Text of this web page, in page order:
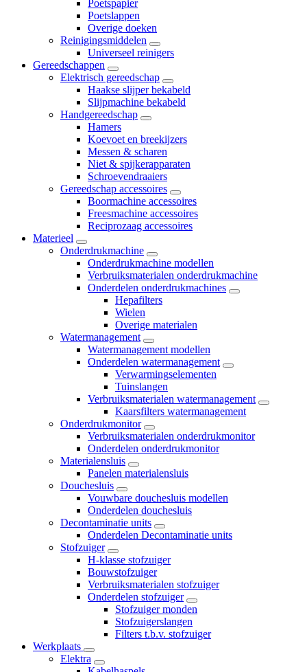
Poetspapier
Poetslappen
Overige doeken
Reinigingsmiddelen
Universeel reinigers
Gereedschappen
Elektrisch gereedschap
Haakse slijper bekabeld
Slijpmachine bekabeld
Handgereedschap
Hamers
Koevoet en breekijzers
Messen & scharen
Niet & spijkerapparaten
Schroevendraaiers
Gereedschap accessoires
Boormachine accessoires
Freesmachine accessoires
Reciprozaag accessoires
Materieel
Onderdrukmachine
Onderdrukmachine modellen
Verbruiksmaterialen onderdrukmachine
Onderdelen onderdrukmachines
Hepafilters
Wielen
Overige materialen
Watermanagement
Watermanagement modellen
Onderdelen watermanagement
Verwarmingselementen
Tuinslangen
Verbruiksmaterialen watermanagement
Kaarsfilters watermanagement
Onderdrukmonitor
Verbruiksmaterialen onderdrukmonitor
Onderdelen onderdrukmonitor
Materialensluis
Panelen materialensluis
Douchesluis
Vouwbare douchesluis modellen
Onderdelen douchesluis
Decontaminatie units
Onderdelen Decontaminatie units
Stofzuiger
H-klasse stofzuiger
Bouwstofzuiger
Verbruiksmaterialen stofzuiger
Onderdelen stofzuiger
Stofzuiger monden
Stofzuigerslangen
Filters t.b.v. stofzuiger
Werkplaats
Elektra